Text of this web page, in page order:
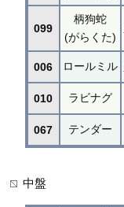
099
柄狗蛇
(がらくた)
006 ロールミル
010 ラビナグ
067 テンダー
中盤